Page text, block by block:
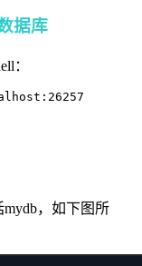
据库
：
，如下图所